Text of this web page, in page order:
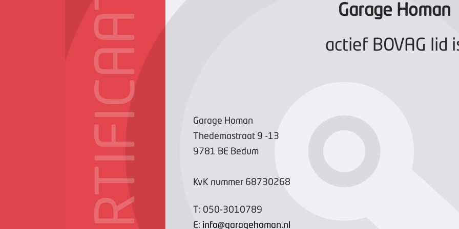
CERTIFICAAT
Garage Homan
actief BOVAG lid
Garage Homan
Thedemastraat 9 -13
9781 BE Bedum
KvK nummer 68730268
T: 050-3010789
E: info@garagehoman.nl